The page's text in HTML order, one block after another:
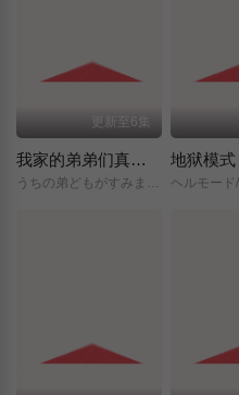
更新至6集
我家的弟弟们真是让您费心了
うちの弟どもがすみません/